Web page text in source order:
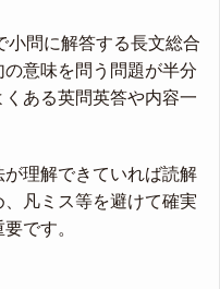
小問に解答する長文総合
意味を問う問題が半分
ある英問英答や内容一
理解できていれば読解
凡ミス等を避けて確実
です。